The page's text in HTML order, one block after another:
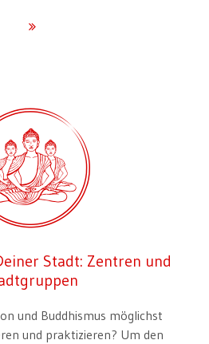
Stadt: Zentren und
und Buddhismus möglichst
und praktizieren? Um den